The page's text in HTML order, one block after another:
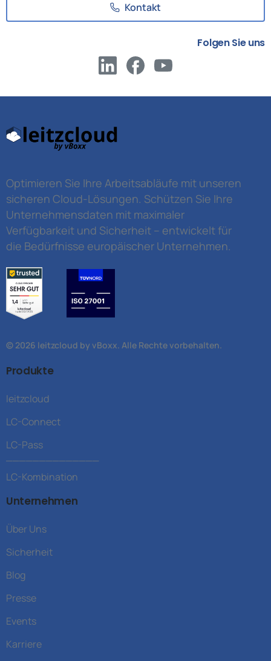
Kontakt
Folgen Sie uns
Optimieren Sie Ihre Arbeitsabläufe mit unseren
sicheren Cloud-Lösungen. Schützen Sie Ihre
Unternehmensdaten mit maximaler
Verfügbarkeit und Sicherheit – entwickelt für
die Bedürfnisse europäischer Unternehmen.
© 2026 leitzcloud by vBoxx. Alle Rechte vorbehalten.
Produkte
leitzcloud
LC-Connect
LC-Pass
______________
LC-Kombination
Unternehmen
Über Uns
Sicherheit
Blog
Presse
Events
Karriere